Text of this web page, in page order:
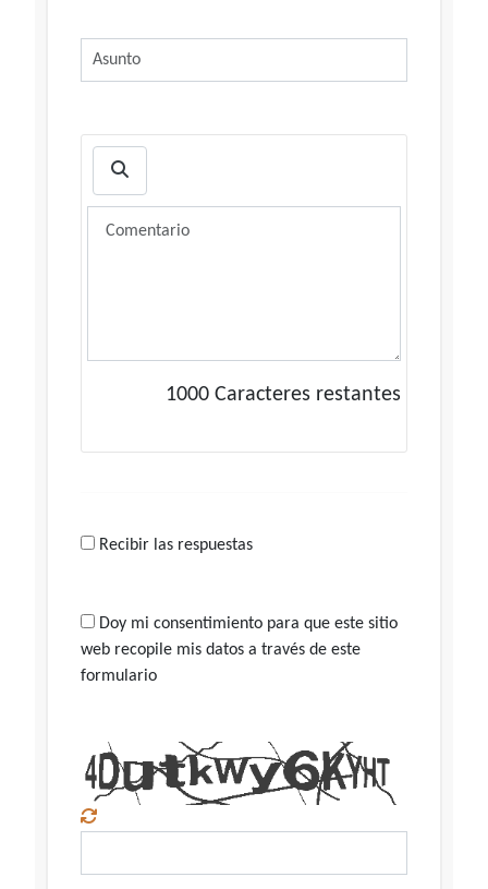
1000 Caracteres restantes
Recibir las respuestas
Doy mi consentimiento para que este sitio
web recopile mis datos a través de este
formulario